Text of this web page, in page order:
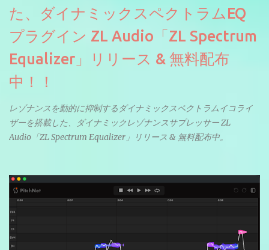
た、ダイナミックスペクトラムEQ
プラグイン ZL Audio「ZL Spectrum
Equalizer」リリース & 無料配布
中！！
レゾナンスを動的に抑制するダイナミックスペクトラムイコライ
ザーを搭載した、ダイナミックレゾナンスサプレッサー ZL
Audio「ZL Spectrum Equalizer」リリース & 無料配布中。